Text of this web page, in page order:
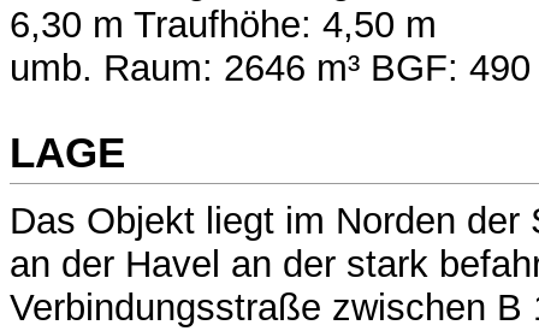
6,30 m Traufhöhe: 4,50 m
umb. Raum: 2646 m³ BGF: 490
LAGE
Das Objekt liegt im Norden der
an der Havel an der stark
Verbindungsstraße zwischen B